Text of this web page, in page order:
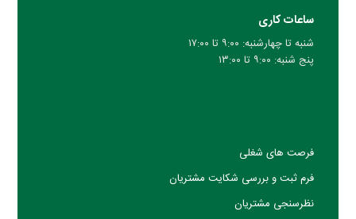
ساعات کاری
شنبه تا چهارشنبه: ۹:۰۰ تا ۱۷:۰۰
پنج شنبه: ۹:۰۰ تا ۱۳:۰۰
فرصت های شغلی
فرم ثبت و بررسی شکایت مشتریان
نظرسنجی مشتریان